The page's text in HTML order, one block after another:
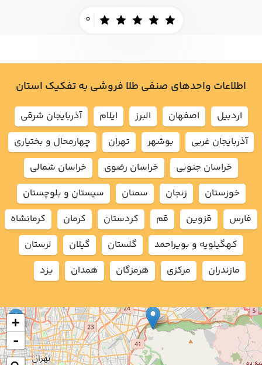
0
+
-
اطلاعات واحدهای صنفی طلا فروشی به تفکیک استان
اردبيل اصفهان البرز ايلام
آذربايجان شرقي
آذربايجان غربي
بوشهر تهران
چهارمحال و بختياري
خراسان جنوبي
خراسان رضوي
خراسان شمالي
خوزستان
زنجان سمنان
سيستان و بلوچستان
فارس
قزوين قم كردستان كرمان
كرمانشاه
كهگيلويه و بويراحمد
گلستان گيلان
لرستان
مازندران
مركزي هرمزگان همدان يزد